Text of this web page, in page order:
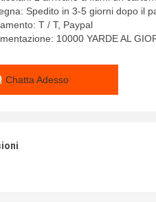
Spedito in 3-5 giorni dopo il
T / T, Paypal
10000 YARDE AL
Chatta Adesso